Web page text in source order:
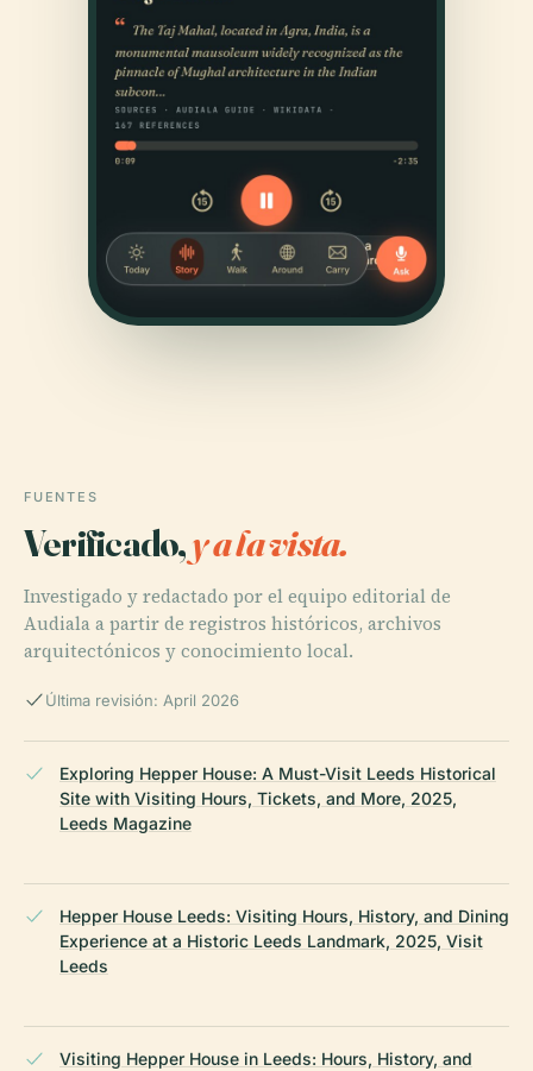
FUENTES
Verificado,y a la vista.
Investigado y redactado por el equipo editorial de
Audiala a partir de registros históricos, archivos
arquitectónicos y conocimiento local.
Última revisión: April 2026
Exploring Hepper House: A Must-Visit Leeds Historical
Site with Visiting Hours, Tickets, and More, 2025,
Leeds Magazine
Hepper House Leeds: Visiting Hours, History, and Dining
Experience at a Historic Leeds Landmark, 2025, Visit
Leeds
Visiting Hepper House in Leeds: Hours, History, and